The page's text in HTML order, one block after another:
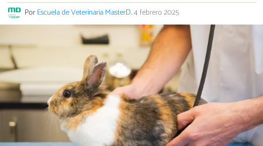
PorEscuela de Veterinaria MasterD.4 febrero 2025